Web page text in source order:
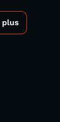
plus